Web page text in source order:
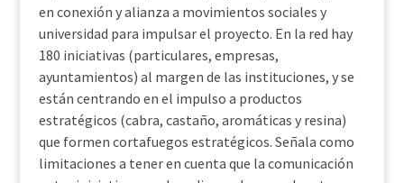
en conexión y alianza a movimientos sociales y
universidad para impulsar el proyecto. En la red hay
180 iniciativas (particulares, empresas,
ayuntamientos) al margen de las instituciones, y se
están centrando en el impulso a productos
estratégicos (cabra, castaño, aromáticas y resina)
que formen cortafuegos estratégicos. Señala como
limitaciones a tener en cuenta que la comunicación